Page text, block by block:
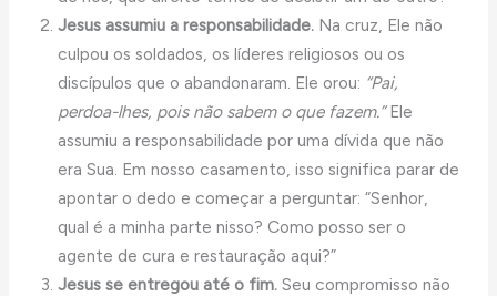
Jesus assumiu a responsabilidade. Na cruz, Ele não
culpou os soldados, os líderes religiosos ou os
discípulos que o abandonaram. Ele orou: “Pai,
perdoa-lhes, pois não sabem o que fazem.”Ele
assumiu a responsabilidade por uma dívida que não
era Sua. Em nosso casamento, isso significa parar de
apontar o dedo e começar a perguntar: “Senhor,
qual é a minha parte nisso? Como posso ser o
agente de cura e restauração aqui?”
Jesus se entregou até o fim. Seu compromisso não